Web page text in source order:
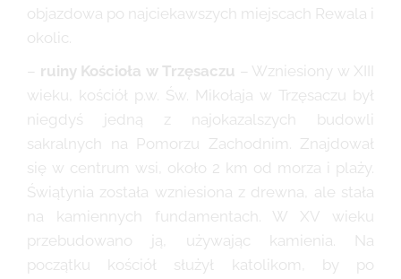
objazdowa po najciekawszych miejscach Rewala i
okolic.
– ruiny Kościoła w Trzęsaczu – Wzniesiony w XIII
wieku, kościół p.w. Św. Mikołaja w Trzęsaczu był
niegdyś jedną z najokazalszych budowli
sakralnych na Pomorzu Zachodnim. Znajdował
się w centrum wsi, około 2 km od morza i plaży.
Świątynia została wzniesiona z drewna, ale stała
na kamiennych fundamentach. W XV wieku
przebudowano ją, używając kamienia. Na
początku kościół służył katolikom, by po